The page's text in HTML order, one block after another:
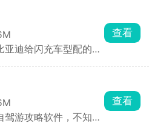
生成打卡地图海报发
规划旅游路线、和朋
结伴出游自动AA记
准算里程海拔，搞定出
亚迪给闪充车型配的加
5分钟补能400公里，
车使用，目标是让电
样快、一样方便。
查看
驾游攻略软件，不知道
查看